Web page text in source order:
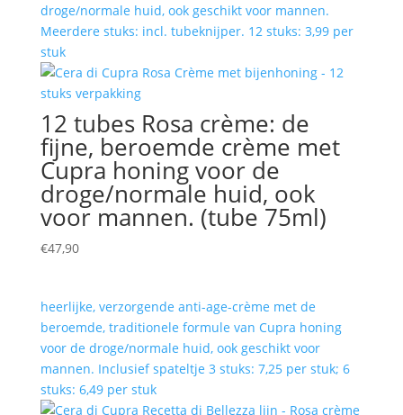
droge/normale huid, ook geschikt voor mannen.
Meerdere stuks: incl. tubeknijper. 12 stuks: 3,99 per
stuk
12 tubes Rosa crème: de
fijne, beroemde crème met
Cupra honing voor de
droge/normale huid, ook
voor mannen. (tube 75ml)
€47,90
heerlijke, verzorgende anti-age-crème met de
beroemde, traditionele formule van Cupra honing
voor de droge/normale huid, ook geschikt voor
mannen. Inclusief spateltje 3 stuks: 7,25 per stuk; 6
stuks: 6,49 per stuk